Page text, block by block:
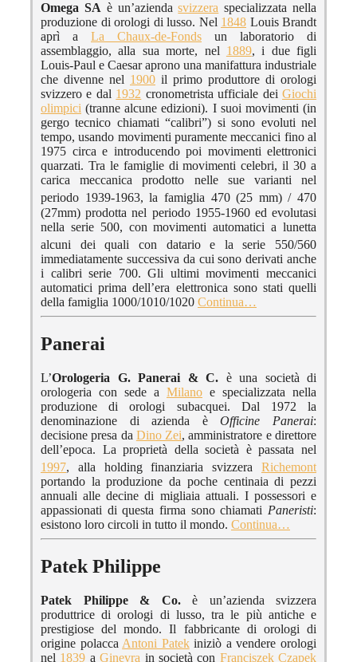
Omega SA è un’aziendasvizzera specializzata nella
produzione di orologi di lusso. Nel 1848 Louis Brandt
aprì a La Chaux-de-Fonds un laboratorio di
assemblaggio, alla sua morte, nel 1889, i due figli
Louis-Paul e Caesar aprono una manifattura industriale
che divenne nel 1900 il primo produttore di orologi
svizzero e dal 1932 cronometrista ufficiale deiGiochi
olimpici (tranne alcune edizioni). I suoi movimenti (in
gergo tecnico chiamati “calibri”) si sono evoluti nel
tempo, usando movimenti puramente meccanici fino al
1975 circa e introducendo poi movimenti elettronici
quarzati. Tra le famiglie di movimenti celebri, il 30 a
carica meccanica prodotto nelle sue varianti nel
periodo 1939-1963, la famiglia 470 (25 mm) / 470
(27mm) prodotta nel periodo 1955-1960 ed evolutasi
nella serie 500, con movimenti automatici a lunetta
alcuni dei quali con datarioe la serie 550/560
immediatamente successiva da cui sono derivati anche
i calibri serie 700. Gli ultimi movimenti meccanici
automatici prima dell’era elettronica sono stati quelli
della famiglia 1000/1010/1020 Continua…
Panerai
L’Orologeria G. Panerai & C. è una società di
orologeria con sede a Milano e specializzata nella
produzione di orologi subacquei. Dal 1972 la
denominazione di azienda èOfficine Panerai:
decisione presa da Dino Zei, amministratore e direttore
dell’epoca. La proprietà della società è passata nel
1997, alla holding finanziaria svizzera Richemont
portando la produzione da poche centinaia di pezzi
annuali alle decine di migliaia attuali. I possessori e
appassionati di questa firma sono chiamati Paneristi:
esistono loro circoli in tutto il mondo. Continua…
Patek Philippe
Patek Philippe & Co.è un’azienda svizzera
produttrice di orologi di lusso, tra le più antiche e
prestigiose del mondo. Il fabbricante di orologi di
origine polacca Antoni Patekiniziò a vendere orologi
nel 1839 aGinevra in società con Franciszek Czapek